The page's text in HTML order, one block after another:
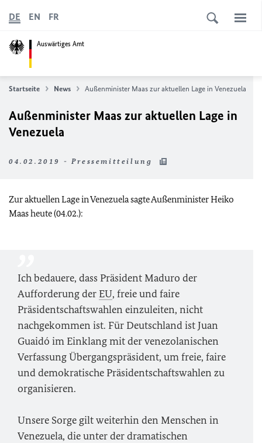
Auswärtiges Amt
DE EN FR
Startseite News Außenminister Maas zur aktuellen Lage in Venezuela
Außenminister Maas zur aktuellen Lage in
Venezuela
04.02.2019 - Pressemitteilung
Zur aktuellen Lage in Venezuela sagte Außenminister Heiko
Maas heute (04.02.):
Ich bedauere, dass Präsident Maduro der
Aufforderung der EU, freie und faire
Präsidentschaftswahlen einzuleiten, nicht
nachgekommen ist. Für Deutschland ist Juan
Guaidó im Einklang mit der venezolanischen
Verfassung Übergangspräsident, um freie, faire
und demokratische Präsidentschaftswahlen zu
organisieren.
Unsere Sorge gilt weiterhin den Menschen in
Venezuela, die unter der dramatischen